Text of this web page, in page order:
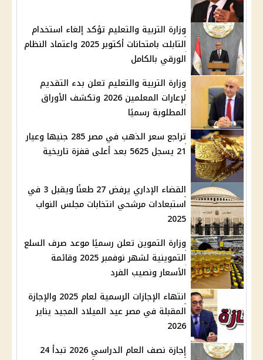
وزارة التربية والتعليم تؤكد إلغاء استخدام
التابلت بامتحانات أكتوبر 2025 واعتماد النظام
الورقي بالكامل
وزارة التربية والتعليم تعلن بدء التقديم
لإعارات المعلمين 2026 وتكشف الأوراق
المطلوبة رسميًا
تراجع سعر الذهب في مصر 285 جنيها وعيار
21 يسجل 5625 بعد أعلى قفزة تاريخية
القضاء الإداري يرفض 27 طعنًا ويقبل 3 في
استبعادات مرشحي انتخابات مجلس النواب
2025
وزارة التموين تعلن رسميًا موعد صرف السلع
التموينية لشهر نوفمبر 2025 وقائمة
الأسعار ونصيب الفرد
انتهاء الإجازات الرسمية لعام 2025 والإجازة
المقبلة في مصر عيد الميلاد المجيد يناير
2026
إجازة نصف العام الدراسي 2026 تبدأ 24